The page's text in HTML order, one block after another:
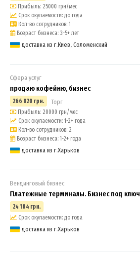
Прибыль: 25000 грн/мес
Срок окупаемости: до года
Кол-во сотрудников: 1
Возраст бизнеса: 3-5+ лет
доставка из г.Киев, Соломенский
Сфера услуг
продаю кофейню, бизнес
266 020 грн. Торг
Прибыль: 20000 грн/мес
Срок окупаемости: 1-2+ года
Кол-во сотрудников: 2
Возраст бизнеса: 1-2+ года
доставка из г.Харьков
Вендинговый бизнес
Платежные терминалы. Бизнес под ключ
24 184 грн.
Срок окупаемости: до года
доставка из г.Харьков